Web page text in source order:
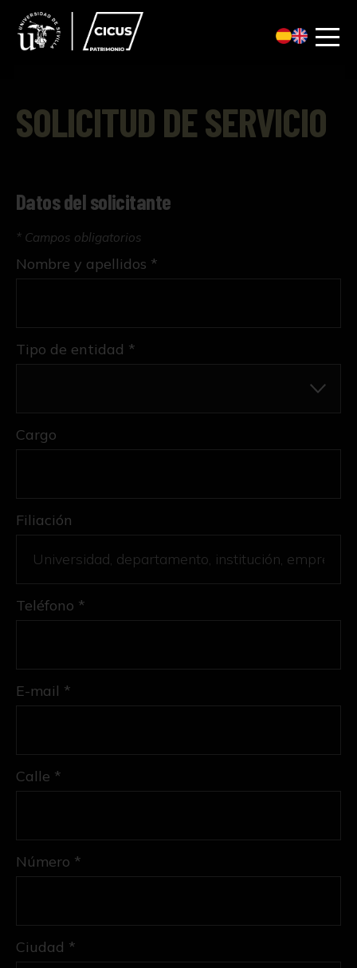
SOLICITUD DE SERVICIO
Datos del solicitante
* Campos obligatorios
Tipo de entidad *
Nombre y apellidos *
Cargo
Filiación
Teléfono *
E-mail *
Calle *
Número *
Ciudad *